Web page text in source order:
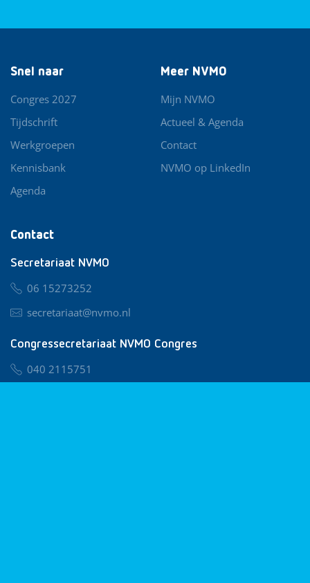
Contact
Secretariaat NVMO
06 15273252
secretariaat@nvmo.nl
Congressecretariaat NVMO Congres
040 2115751
Snel naar
Congres 2027
Tijdschrift
Werkgroepen
Kennisbank
Agenda
Meer NVMO
Mijn NVMO
Actueel & Agenda
Contact
NVMO op LinkedIn